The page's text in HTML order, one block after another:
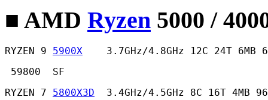
■ AMD Ryzen 5000 /
RYZEN 9 5900X
3.7GHz/4.8GHz 12C 24T 6MB
59800  SF
RYZEN 7 5800X3D
3.4GHz/4.5GHz 8C 16T 4MB